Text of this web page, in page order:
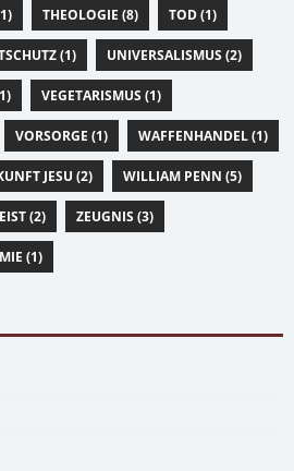
THEOLOGIE (8) TOD (1)
(1) UNIVERSALISMUS (2)
VEGETARISMUS (1)
VORSORGE (1) WAFFENHANDEL (1)
JESU (2) WILLIAM PENN (5)
(2) ZEUGNIS (3)
(1)